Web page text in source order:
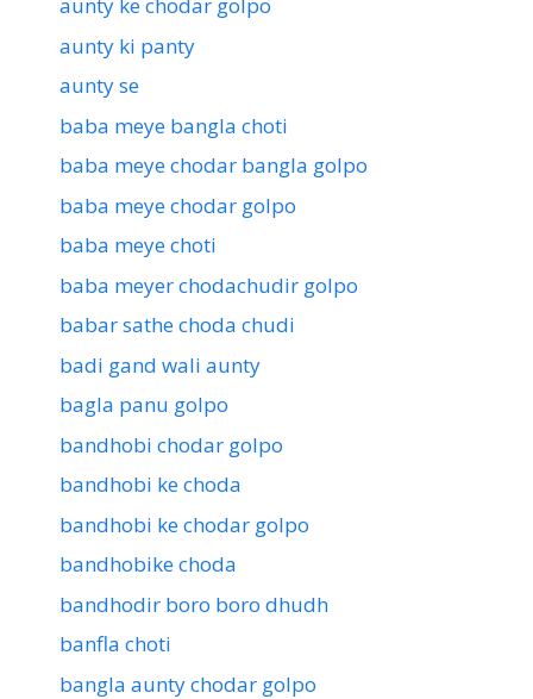
aunty ke chodar golpo
aunty ki panty
aunty se
baba meye bangla choti
baba meye chodar bangla golpo
baba meye chodar golpo
baba meye choti
baba meyer chodachudir golpo
babar sathe choda chudi
badi gand wali aunty
bagla panu golpo
bandhobi chodar golpo
bandhobi ke choda
bandhobi ke chodar golpo
bandhobike choda
bandhodir boro boro dhudh
banfla choti
bangla aunty chodar golpo